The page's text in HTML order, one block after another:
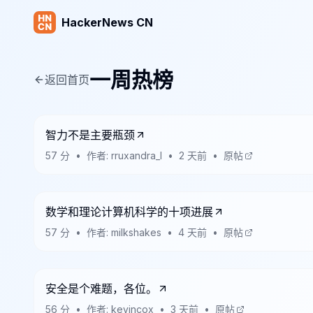
HackerNews CN
返回首页一周热榜
智力不是主要瓶颈
57 分 • 作者: rruxandra_l • 2 天前 • 原帖
数学和理论计算机科学的十项进展
57 分 • 作者: milkshakes • 4 天前 • 原帖
安全是个难题，各位。
56 分 • 作者: kevincox • 3 天前 • 原帖